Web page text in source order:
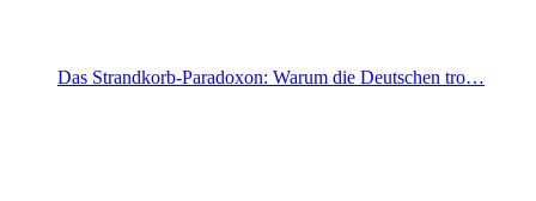
Das Strandkorb-Paradoxon: Warum die Deutschen tro…